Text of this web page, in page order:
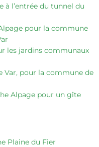
à l’entrée du tunnel du
pour la commune
les jardins communaux
Var, pour la commune de
Alpage pour un gîte
Plaine du Fier